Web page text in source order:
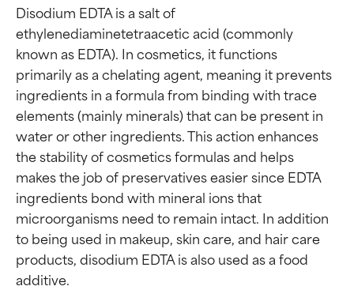
Disodium EDTA is a salt of
ethylenediaminetetraacetic acid (commonly
known as EDTA). In cosmetics, it functions
primarily as a chelating agent, meaning it prevents
ingredients in a formula from binding with trace
elements (mainly minerals) that can be present in
water or other ingredients. This action enhances
the stability of cosmetics formulas and helps
makes the job of preservatives easier since EDTA
ingredients bond with mineral ions that
microorganisms need to remain intact. In addition
to being used in makeup, skin care, and hair care
products, disodium EDTA is also used as a food
additive.